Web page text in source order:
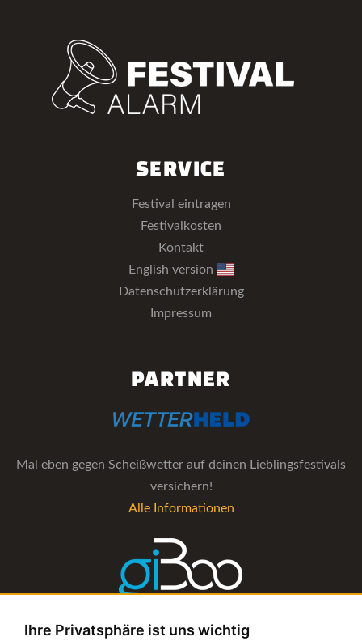
Ihre Privatsphäre ist uns wichtig
SERVICE
Festival eintragen
Festivalkosten
Kontakt
English version
Datenschutzerklärung
Impressum
PARTNER
Mal eben gegen Scheißwetter auf deinen Lieblingsfestivals
versichern!
Alle Informationen